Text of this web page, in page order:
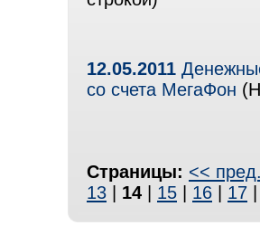
12.05.2011
со счета МегаФон
Страницы: <<
13
14 15 16 17